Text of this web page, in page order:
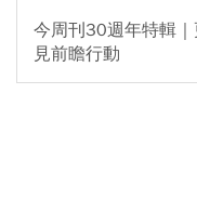
今周刊30週年特輯
見前瞻行動